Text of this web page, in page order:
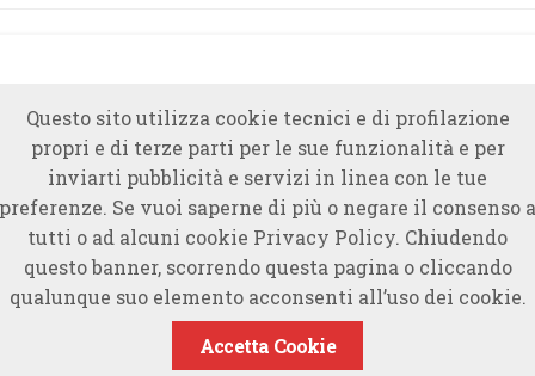
Questo sito utilizza cookie tecnici e di profilazione
propri e di terze parti per le sue funzionalità e per
inviarti pubblicità e servizi in linea con le tue
preferenze. Se vuoi saperne di più o negare il consenso a
tutti o ad alcuni cookie Privacy Policy. Chiudendo
questo banner, scorrendo questa pagina o cliccando
qualunque suo elemento acconsenti all’uso dei cookie.
Accetta Cookie